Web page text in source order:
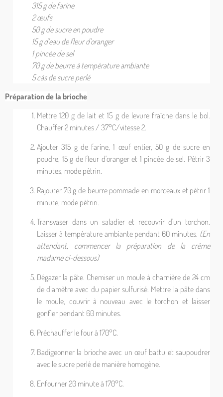
315 g de farine
2 œufs
50 g de sucre en poudre
15 g d'eau de fleur d'oranger
1 pincée de sel
70 g de beurre à température ambiante
5 càs de sucre perlé
Préparation de la brioche
Mettre 120 g de lait et 15 g de levure fraîche dans le bol.
Chauffer 2 minutes / 37°C/vitesse 2.
Ajouter 315 g de farine, 1 œufentier, 50 g de sucre en
poudre, 15 g de fleur d'oranger et 1 pincée de sel. Pétrir 3
minutes, mode pétrin.
Rajouter 70 g de beurre pommade en morceaux et pétrir 1
minute, mode pétrin.
Transvaser dans un saladier et recouvrir d'un torchon.
Laisser à température ambiante pendant 60 minutes. (En
attendant, commencer la préparation de la crème
madame ci-dessous)
Dégazer la pâte. Chemiser un moule à charnière de 24 cm
de diamètre avec du papier sulfurisé. Mettre la pâte dans
le moule, couvrir à nouveau avec le torchon et laisser
gonfler pendant 60 minutes.
Préchauffer le four à 170°C.
Badigeonner la brioche avec un œuf battu et saupoudrer
avec le sucre perlé de manière homogène.
Enfourner 20 minute à 170°C.